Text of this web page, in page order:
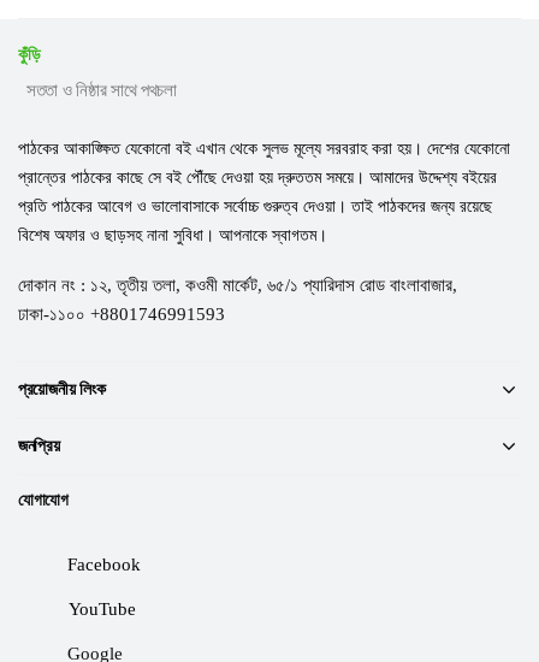
কুঁড়ি
সততা ও নিষ্ঠার সাথে পথচলা
পাঠকের আকাঙ্ক্ষিত যেকোনো বই এখান থেকে সুলভ মূল্যে সরবরাহ করা হয়। দেশের যেকোনো
প্রান্তের পাঠকের কাছে সে বই পৌঁছে দেওয়া হয় দ্রুততম সময়ে। আমাদের উদ্দেশ্য বইয়ের
প্রতি পাঠকের আবেগ ও ভালোবাসাকে সর্বোচ্চ গুরুত্ব দেওয়া। তাই পাঠকদের জন্য রয়েছে
বিশেষ অফার ও ছাড়সহ নানা সুবিধা। আপনাকে স্বাগতম।
দোকান নং : ১২, তৃতীয় তলা, কওমী মার্কেট, ৬৫/১ প্যারিদাস রোড বাংলাবাজার,
ঢাকা-১১০০ +8801746991593
প্রয়োজনীয় লিংক
জনপ্রিয়
যোগাযোগ
Facebook
YouTube
Google